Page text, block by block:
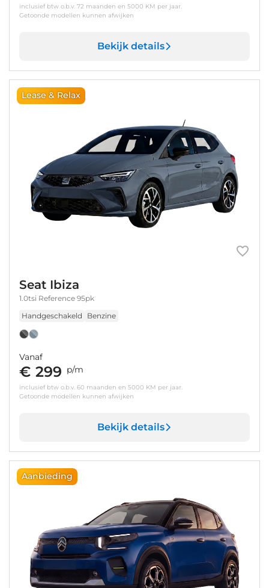
inclusief btw o.b.v. 72 maanden en 5000 KM per jaar.
Getoonde modellen kunnen afwijken
Bekijk details
Lease & Relax
Seat Ibiza
1.0tsi Reference 95pk
Handgeschakeld
Benzine
Vanaf
€ 299 p/m
inclusief btw o.b.v. 60 maanden en 5000 KM per jaar.
Getoonde modellen kunnen afwijken
Bekijk details
Aanbieding